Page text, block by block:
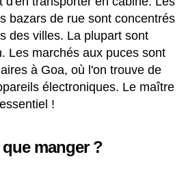
bazars de rue sont concentrés
des villes. La plupart sont
Les marchés aux puces sont
à Goa, où l'on trouve de
électroniques. Le maître
!
manger ?